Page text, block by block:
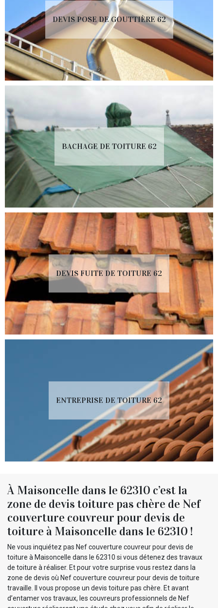
DEVIS POSE DE GOUTTIÈRE 62
BACHAGE DE TOITURE 62
DEVIS FUITE DE TOITURE 62
ENTREPRISE DE TOITURE 62
À Maisoncelle dans le 62310 c’est la
zone de devis toiture pas chère de Nef
couverture couvreur pour devis de
toiture à Maisoncelle dans le 62310 !
Ne vous inquiétez pas Nef couverture couvreur pour devis de
toiture à Maisoncelle dans le 62310 si vous détenez des travaux
de toiture à réaliser. Et pour votre surprise vous restez dans la
zone de devis où Nef couverture couvreur pour devis de toiture
travaille. Il vous propose un devis toiture pas chère. Et avant
d’entamer vos travaux, les couvreurs professionnels de Nef